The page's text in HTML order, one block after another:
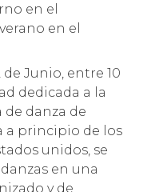
en el
en el
de Junio, entre 10
dedicada a la
de danza de
a principio de los
unidos, se
en una
y de